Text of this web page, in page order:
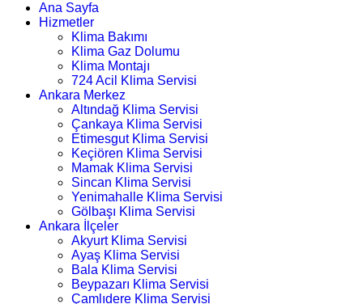
Ana Sayfa
Hizmetler
Klima Bakımı
Klima Gaz Dolumu
Klima Montajı
724 Acil Klima Servisi
Ankara Merkez
Altındağ Klima Servisi
Çankaya Klima Servisi
Etimesgut Klima Servisi
Keçiören Klima Servisi
Mamak Klima Servisi
Sincan Klima Servisi
Yenimahalle Klima Servisi
Gölbaşı Klima Servisi
Ankara İlçeler
Akyurt Klima Servisi
Ayaş Klima Servisi
Bala Klima Servisi
Beypazarı Klima Servisi
Çamlıdere Klima Servisi